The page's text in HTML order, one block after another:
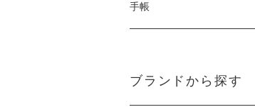
手帳
ブランドから探す